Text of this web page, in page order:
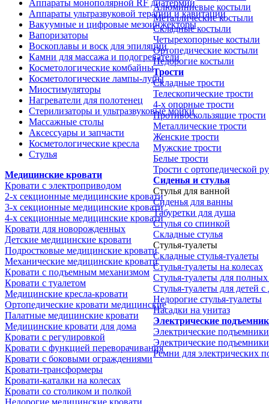
Аппараты монополярной RF диатермии
Аппараты ультразвуковой терапии и кавитации
Вакуумные и цифровые мезоинжекторы
Вапоризаторы
Воскоплавы и воск для эпиляции
Камни для массажа и подогреватели
Косметологические комбайны
Косметологические лампы-лупы
Миостимуляторы
Нагреватели для полотенец
Стерилизаторы и ультразвуковые мойки
Массажные столы
Аксессуары и запчасти
Косметологические кресла
Стулья
Медицинские кровати
Кровати с электроприводом
2-х секционные медицинские кровати
3-х секционные медицинские кровати
4-х секционные медицинские кровати
Кровати для новорожденных
Детские медицинские кровати
Подростковые медицинские кровати
Механические медицинские кровати
Кровати с подъемным механизмом
Кровати с туалетом
Медицинские крeсла-кровати
Ортопедические кровати медицинские
Палатные медицинские кровати
Медицинские кровати для дома
Кровати с регулировкой
Кровати с функцией переворачивания
Кровати с боковыми ограждениями
Кровати-трансформеры
Кровати-каталки на колесах
Кровати со столиком и полкой
Недорогие медицинские кровати
Алюминиевые костыли
Металлические костыли
Складные костыли
Четырехопорные костыли
Ортопедические костыли
Недорогие костыли
Трости
Складные трости
Телескопические трости
4-х опорные трости
Противоскользящие трости
Металлические трости
Женские трости
Мужские трости
Белые трости
Трости с ортопедической
Сиденья и стулья
Стулья для ванной
Сиденья для ванны
Табуретки для душа
Стулья со спинкой
Складные стулья
Стулья-туалеты
Складные стулья-туалеты
Стулья-туалеты на колесах
Стулья-туалеты для
Стулья-туалеты для детей
Недорогие стулья-туалеты
Насадки на унитаз
Электрические
Электрические
Электрические
Ремни для электрических